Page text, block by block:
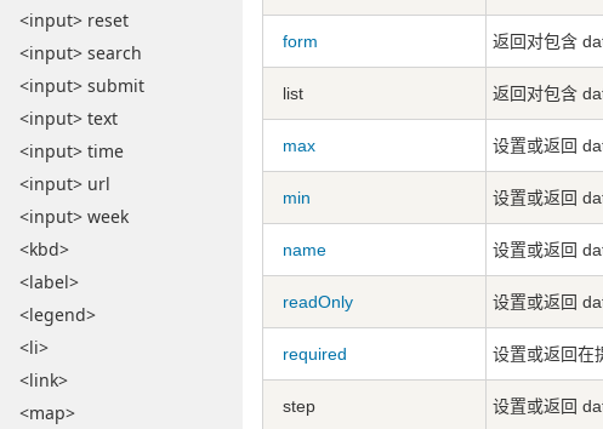
<input> reset
<input> search
<input> submit
<input> text
<input> time
<input> url
<input> week
<kbd>
<label>
<legend>
<li>
<link>
<map>
form 返回对包含
list 返回对包含
max 设置或返回
min 设置或返回
name 设置或返回
readOnly 设置或返回
required 设置或返回在
step 设置或返回